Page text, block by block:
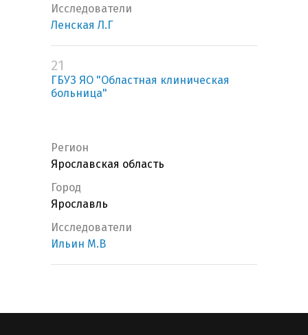
Исследователи
Ленская Л.Г
21
ГБУЗ ЯО "Областная клиническая
больница"
Регион
Ярославская область
Город
Ярославль
Исследователи
Ильин М.В